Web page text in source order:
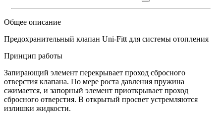
Общее описание
Предохранительный клапан Uni-Fitt для системы отопления
Принцип работы
Запирающий элемент перекрывает проход сбросного
отверстия клапана. По мере роста давления пружина
сжимается, и запорный элемент приоткрывает проход
сбросного отверстия. В открытый просвет устремляются
излишки жидкости.